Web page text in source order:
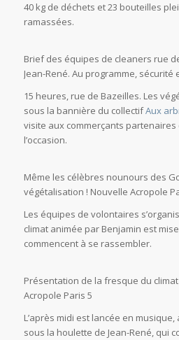
40 kg de déchets et 23 bouteilles
ramassées.
Brief des équipes de cleaners rue
Jean-René. Au programme,
15 heures, rue de Bazeilles. Les
sous la bannière du collectifAux
visite aux commerçants
l’occasion.
Même les célèbres nounours des
végétalisation ! Nouvelle Acropole
Les équipes de volontaires
climat animée par Benjamin est
commencent à se rassembler.
Présentation de la fresque du
Acropole Paris 5
L’après midi est lancée en
sous la houlette de Jean-René, qui